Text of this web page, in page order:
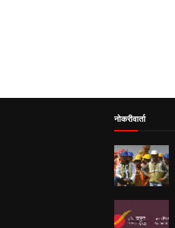
नोकरीवार्ता